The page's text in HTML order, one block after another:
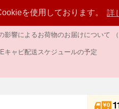
を使用しております。 詳
影響によるお荷物のお届けについて （
キャビ配送スケジュールの予定